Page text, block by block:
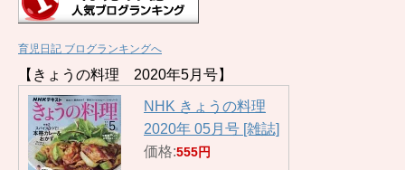
育児日記 ブログランキングへ
【きょうの料理 2020年5月号】
NHK きょうの料理
2020年 05月号 [雑誌]
価格:555円